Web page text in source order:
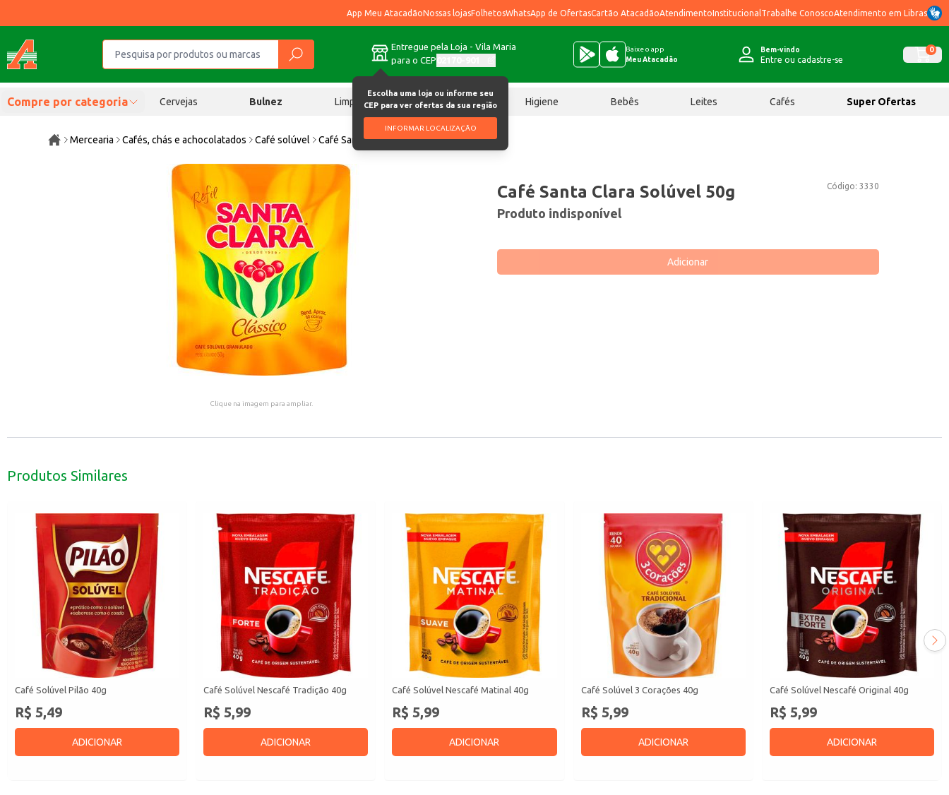
App Meu AtacadãoNossas lojasFolhetosWhatsApp de OfertasCartão AtacadãoAtendimentoInstitucional Trabalhe ConoscoAtendimento em Libras
Entregue pela Loja - Vila Maria
para o CEP
Escolha uma loja ou informe seu
CEP para ver ofertas da sua região
INFORMAR LOCALIZAÇÃO
Baixe o app
Meu Atacadão
Bem-vindo
Entre ou cadastre-se
0
Compre por categoria Cervejas Bulnez Limpeza Chocolates Higiene Bebês Leites Cafés Super Ofertas
Mercearia Cafés, chás e achocolatados Café solúvel Café Santa Clara Solúvel 50g
Clique na imagem para ampliar.
Código: 3330
Café Santa Clara Solúvel 50g
Produto indisponível
Adicionar
Produtos Similares
Café Solúvel Pilão 40g
R$ 5,49
ADICIONAR
Café Solúvel Nescafé Tradição 40g
R$ 5,99
ADICIONAR
Café Solúvel Nescafé Matinal 40g
R$ 5,99
ADICIONAR
Café Solúvel 3 Corações 40g
R$ 5,99
ADICIONAR
Café Solúvel Nescafé Original 40g
R$ 5,99
ADICIONAR